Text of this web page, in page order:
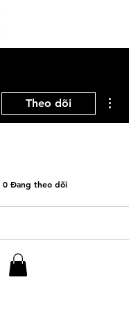
Theo dõi
0 Đang theo dõi